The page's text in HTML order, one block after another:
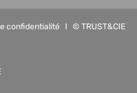
confidentialité I © TRUST&CIE